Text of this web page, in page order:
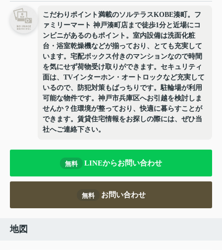
こだわりポイント満載のソルテラスKOBE湊町。フ
ァミリーマート 神戸湊町店まで徒歩1分と近場にコ
ンビニがあるのもポイント。室内設備は洗面化粧
台・浴室乾燥機などが揃っており、とても充実して
います。宅配ボックス付きのマンションなので時間
を気にせず荷物受け取りができます。セキュリティ
面は、TVインターホン・オートロックなど充実して
いるので、防犯対策もばっちりです。駐輪場が利用
可能な物件です。神戸市兵庫区へお引越を検討しま
せんか？住環境が整っており、快適に暮らすことが
できます。賃貸住宅情報をお探しの際には、ぜひ当
社へご連絡下さい。
無料 LINEからお問い合わせ
無料 お問い合わせ
地図